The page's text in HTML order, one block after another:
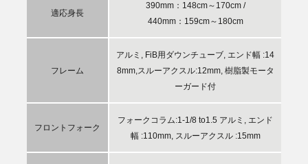
適応身長
390mm：148cm～170cm /
440mm：159cm～180cm
フレーム
アルミ, FiB用ダウンチューブ, エンド幅 :14
8mm,スルーアクスル:12mm, 樹脂製モータ
ーガード付
フロントフォーク
フォークコラム:1-1/8 to1.5 アルミ, エンド
幅 :110mm, スルーアクスル :15mm